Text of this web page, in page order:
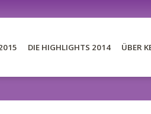
DIE HIGHLIGHTS 2014 ÜBER